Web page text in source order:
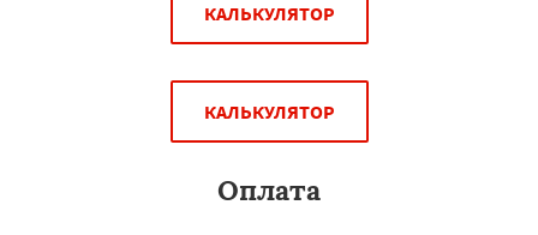
КАЛЬКУЛЯТОР
КАЛЬКУЛЯТОР
Оплата